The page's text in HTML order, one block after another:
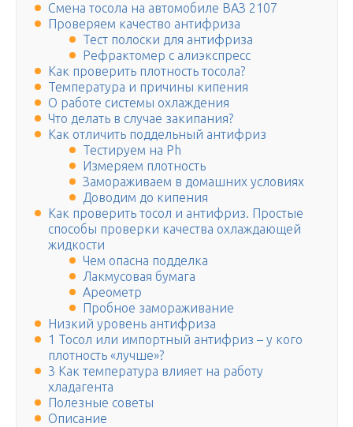
Смена тосола на автомобиле ВАЗ 2107
Проверяем качество антифриза
Тест полоски для антифриза
Рефрактомер с алиэкспресс
Как проверить плотность тосола?
Температура и причины кипения
О работе системы охлаждения
Что делать в случае закипания?
Как отличить поддельный антифриз
Тестируем на Ph
Измеряем плотность
Замораживаем в домашних условиях
Доводим до кипения
Как проверить тосол и антифриз. Простые
способы проверки качества охлаждающей
жидкости
Чем опасна подделка
Лакмусовая бумага
Ареометр
Пробное замораживание
Низкий уровень антифриза
1 Тосол или импортный антифриз – у кого
плотность «лучше»?
3 Как температура влияет на работу
хладагента
Полезные советы
Описание